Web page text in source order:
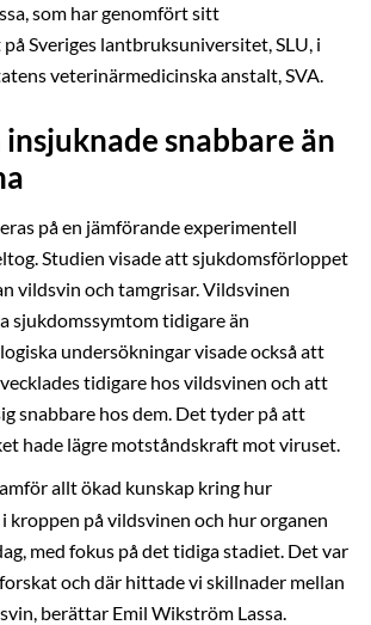
som har genomfört sitt
Sveriges lantbruksuniversitet, SLU, i
veterinärmedicinska anstalt, SVA.
snabbare än
på en jämförande experimentell
Studien visade att sjukdomsförloppet
vildsvin och tamgrisar. Vildsvinen
sjukdomssymtom tidigare än
undersökningar visade också att
tidigare hos vildsvinen och att
snabbare hos dem. Det tyder på att
hade lägre motståndskraft mot viruset.
allt ökad kunskap kring hur
kroppen på vildsvinen och hur organen
med fokus på det tidiga stadiet. Det var
och där hittade vi skillnader mellan
berättar Emil Wikström Lassa.